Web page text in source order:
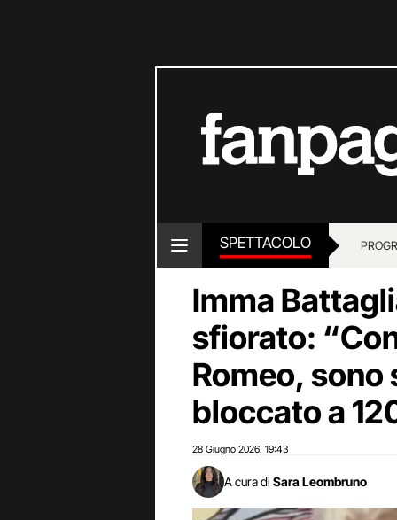
SPETTACOLO
Imma
sfiorato:
Romeo,
bloccato a
28 Giugno 2026 19:43
A cura di Sara Leombruno